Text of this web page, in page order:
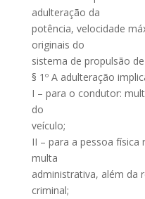
adulteração da
potência, velocidade
originais do
sistema de propulsão
§ 1º A adulteração
I – para o condutor:
do
veículo;
II – para a pessoa física
multa
administrativa, além da
criminal;